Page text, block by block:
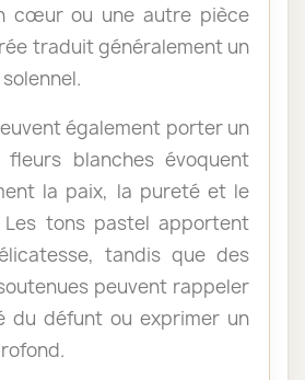
cœur ou une autre pièce
traduit généralement un
également porter un
fleurs blanches évoquent
la paix, la pureté et le
Les tons pastel apportent
tandis que des
peuvent rappeler
du défunt ou exprimer un